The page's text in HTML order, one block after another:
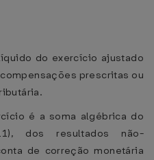
do exercício ajustado
prescritas ou
é a soma algébrica do
dos resultados não-
de correção monetária